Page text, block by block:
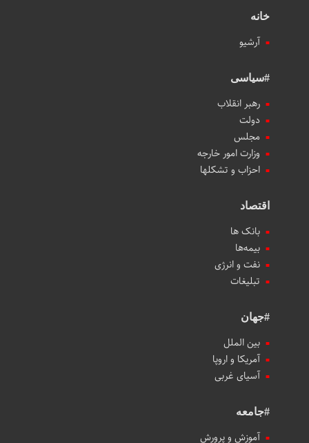
خانه
آرشیو
#سیاسی
رهبر انقلاب
دولت
مجلس
وزارت امور خارجه
احزاب و تشکلها
اقتصاد
بانک ها
بیمه‌ها
نفت و انرژی
تبلیغات
#جهان
بین الملل
آمریکا و اروپا
آسیای غربی
#جامعه
آموزش و پرورش